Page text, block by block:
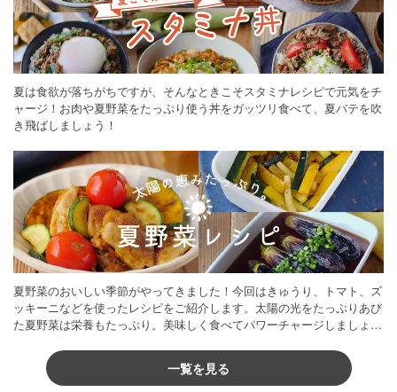
夏は食欲が落ちがちですが、そんなときこそスタミナレシピで元気をチ
ャージ！お肉や夏野菜をたっぷり使う丼をガッツリ食べて、夏バテを吹
き飛ばしましょう！
夏野菜のおいしい季節がやってきました！今回はきゅうり、トマト、ズ
ッキーニなどを使ったレシピをご紹介します。太陽の光をたっぷりあび
た夏野菜は栄養もたっぷり。美味しく食べてパワーチャージしましょう
一覧を見る